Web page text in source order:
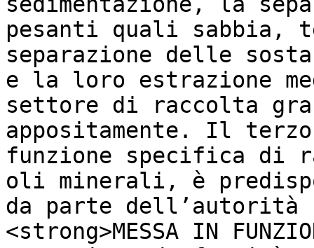
pesanti quali sabbia,
separazione delle
e la loro estrazione
settore di raccolta
appositamente. Il
funzione specifica di
oli minerali, è
da parte dell’autorità
<strong>MESSA IN